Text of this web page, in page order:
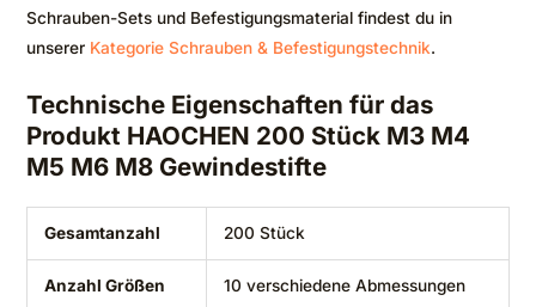
Schrauben-Sets und Befestigungsmaterial findest du in
unserer Kategorie Schrauben & Befestigungstechnik.
Technische Eigenschaften für das
Produkt HAOCHEN 200 Stück M3 M4
M5 M6 M8 Gewindestifte
Gesamtanzahl 200 Stück
Anzahl Größen 10 verschiedene Abmessungen